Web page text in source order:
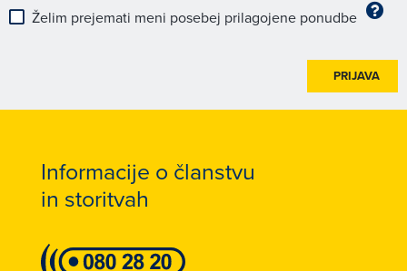
Želim prejemati meni posebej prilagojene ponudbe
PRIJAVA
Informacije o članstvu
in storitvah